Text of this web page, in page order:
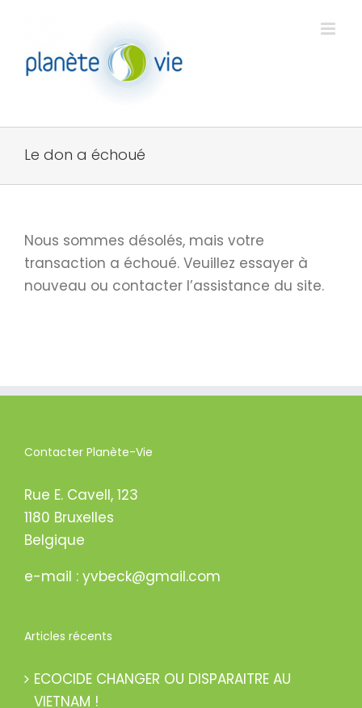
contenu
Le don a échoué
Nous sommes désolés, mais votre
transaction a échoué. Veuillez essayer à
nouveau ou contacter l’assistance du site.
Contacter Planète-Vie
Rue E. Cavell, 123
1180 Bruxelles
Belgique
e-mail : yvbeck@gmail.com
Articles récents
ECOCIDE CHANGER OU DISPARAITRE AU
VIETNAM !